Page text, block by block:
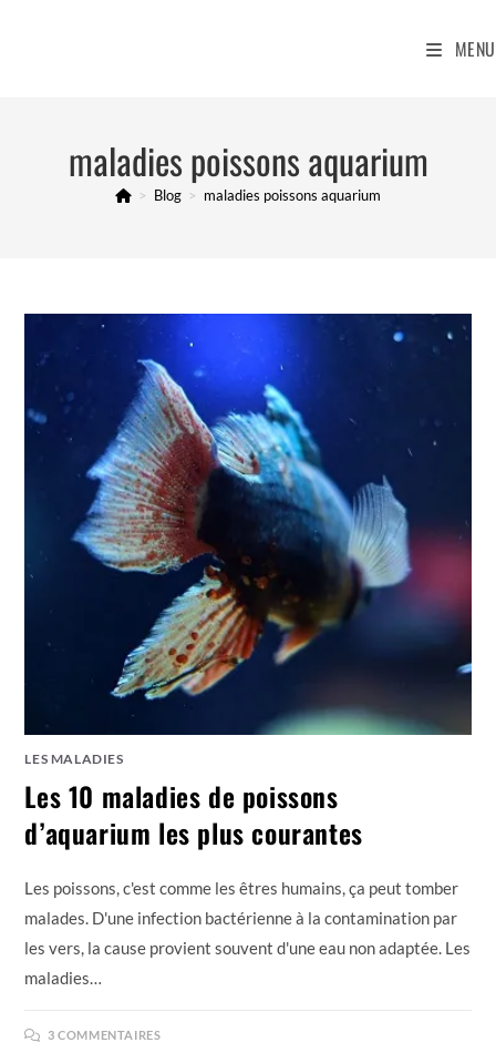
MENU
maladies poissons aquarium
> Blog > maladies poissons aquarium
LES MALADIES
Les 10 maladies de poissons
d’aquarium les plus courantes
Les poissons, c'est comme les êtres humains, ça peut tomber
malades. D'une infection bactérienne à la contamination par
les vers, la cause provient souvent d'une eau non adaptée. Les
maladies…
3 COMMENTAIRES